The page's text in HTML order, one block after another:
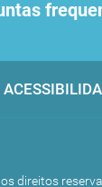
direitos